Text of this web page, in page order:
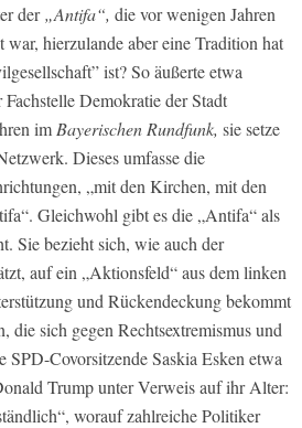
der„Antifa“, die vor wenigen Jahren
hierzulande aber eine Tradition hat
ist? So äußerte etwa
Demokratie der Stadt
im Bayerischen Rundfunk, sie setze
Dieses umfasse die
„mit den Kirchen, mit den
Gleichwohl gibt es die „Antifa“ als
Sie bezieht sich, wie auch der
auf ein „Aktionsfeld“ aus dem linken
und Rückendeckung bekommt
die sich gegen Rechtsextremismus und
SPD-Covorsitzende Saskia Esken etwa
Trump unter Verweis auf ihr Alter:
worauf zahlreiche Politiker